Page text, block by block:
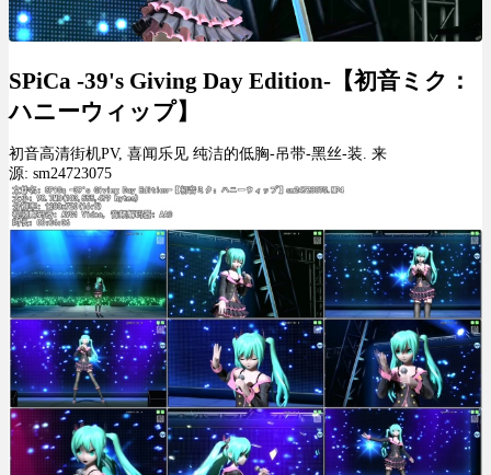
SPiCa -39's Giving Day Edition-【初音ミク：
ハニーウィップ】
初音高清街机PV, 喜闻乐见 纯洁的低胸-吊带-黑丝-装. 来
源: sm24723075